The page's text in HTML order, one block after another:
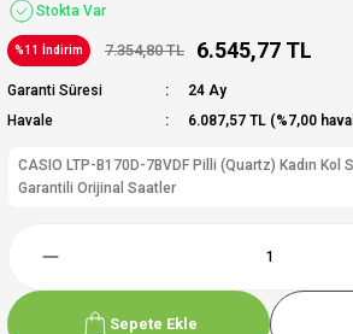
Stokta Var
%11 İndirim 7.354,80 TL 6.545,77 TL
Garanti Süresi
24 Ay
Havale
6.087,57 TL (%7,00
CASIO LTP-B170D-7BVDF Pilli (Quartz) Kadın
Garantili Orijinal Saatler
Sepete Ekle